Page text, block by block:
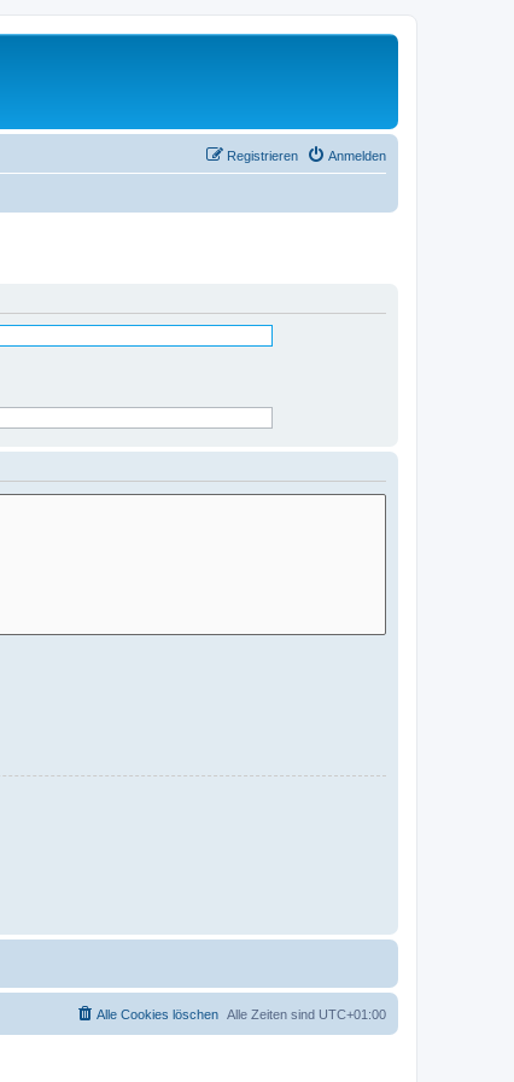
Anmelden
Registrieren
Alle Zeiten sind UTC+01:00
Alle Cookies löschen